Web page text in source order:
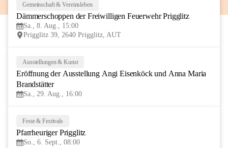
Gemeinschaft & Vereinsleben
Dämmerschoppen der Freiwilligen Feuerwehr Prigglitz
Sa., 8. Aug., 15:00
Prigglitz 39, 2640 Prigglitz, AUT
AUG
Ausstellungen & Kunst
Eröffnung der Ausstellung Angi Eisenköck und Anna Maria
Brandstätter
Sa., 29. Aug., 16:00
Feste & Festivals
Pfarrheuriger Prigglitz
So., 6. Sept., 08:00